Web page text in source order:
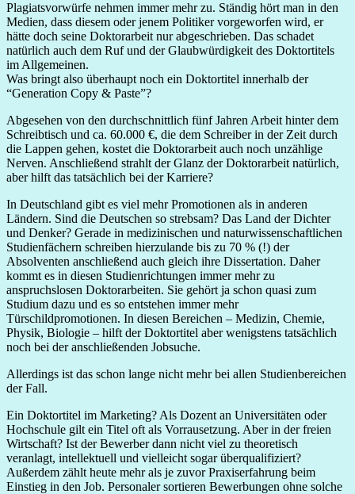
Plagiatsvorwürfe nehmen immer mehr zu. Ständig hört man in den
Medien, dass diesem oder jenem Politiker vorgeworfen wird, er
hätte doch seine Doktorarbeit nur abgeschrieben. Das schadet
natürlich auch dem Ruf und der Glaubwürdigkeit des Doktortitels
im Allgemeinen.
Was bringt also überhaupt noch ein Doktortitel innerhalb der
“Generation Copy & Paste”?
Abgesehen von den durchschnittlich fünf Jahren Arbeit hinter dem
Schreibtisch und ca. 60.000 €, die dem Schreiber in der Zeit durch
die Lappen gehen, kostet die Doktorarbeit auch noch unzählige
Nerven. Anschließend strahlt der Glanz der Doktorarbeit natürlich,
aber hilft das tatsächlich bei der Karriere?
In Deutschland gibt es viel mehr Promotionen als in anderen
Ländern. Sind die Deutschen so strebsam? Das Land der Dichter
und Denker? Gerade in medizinischen und naturwissenschaftlichen
Studienfächern schreiben hierzulande bis zu 70 % (!) der
Absolventen anschließend auch gleich ihre Dissertation. Daher
kommt es in diesen Studienrichtungen immer mehr zu
anspruchslosen Doktorarbeiten. Sie gehört ja schon quasi zum
Studium dazu und es so entstehen immer mehr
Türschildpromotionen. In diesen Bereichen – Medizin, Chemie,
Physik, Biologie – hilft der Doktortitel aber wenigstens tatsächlich
noch bei der anschließenden Jobsuche.
Allerdings ist das schon lange nicht mehr bei allen Studienbereichen
der Fall.
Ein Doktortitel im Marketing? Als Dozent an Universitäten oder
Hochschule gilt ein Titel oft als Vorrausetzung. Aber in der freien
Wirtschaft? Ist der Bewerber dann nicht viel zu theoretisch
veranlagt, intellektuell und vielleicht sogar überqualifiziert?
Außerdem zählt heute mehr als je zuvor Praxiserfahrung beim
Einstieg in den Job. Personaler sortieren Bewerbungen ohne solche